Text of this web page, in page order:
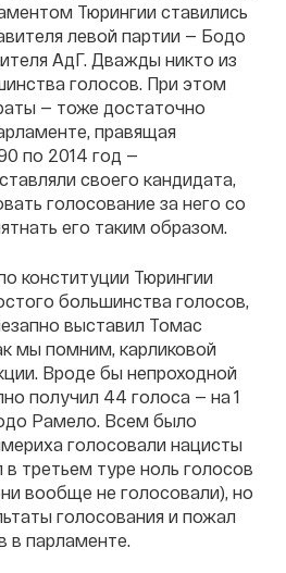
Тюрингии ставились
левой партии — Бодо
АдГ. Дважды никто из
голосов. При этом
— тоже достаточно
правящая
по 2014 год —
своего кандидата,
голосование за него со
его таким образом.
конституции Тюрингии
большинства голосов,
выставил Томас
мы помним, карликовой
Вроде бы непроходной
получил 44 голоса — на 1
Рамело. Всем было
голосовали нацисты
третьем туре ноль голосов
вообще не голосовали), но
голосования и пожал
в парламенте.